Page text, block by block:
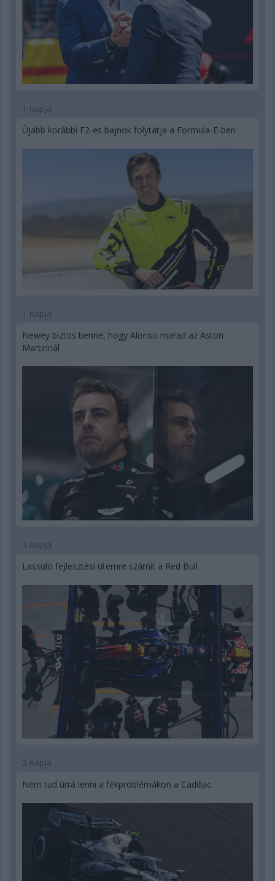
1 napja
Újabb korábbi F2-es bajnok folytatja a Formula-E-ben
1 napja
Newey biztos benne, hogy Alonso marad az Aston
Martinnál
2 napja
Lassuló fejlesztési ütemre számít a Red Bull
2 napja
Nem tud úrrá lenni a fékproblémákon a Cadillac